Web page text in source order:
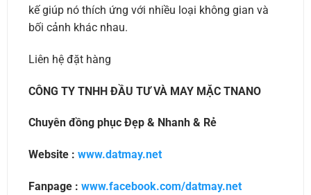
kế giúp nó thích ứng với nhiều loại không gian và
bối cảnh khác nhau.
Liên hệ đặt hàng
CÔNG TY TNHH ĐẦU TƯ VÀ MAY MẶC TNANO
Chuyên đồng phục Đẹp & Nhanh & Rẻ
Website : www.datmay.net
Fanpage : www.facebook.com/datmay.net